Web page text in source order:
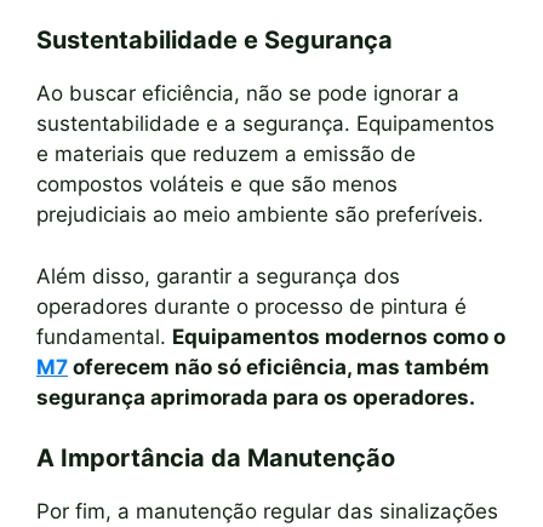
Sustentabilidade e Segurança
Ao buscar eficiência, não se pode ignorar a
sustentabilidade e a segurança. Equipamentos
e materiais que reduzem a emissão de
compostos voláteis e que são menos
prejudiciais ao meio ambiente são preferíveis.
Além disso, garantir a segurança dos
operadores durante o processo de pintura é
fundamental. Equipamentos modernos como o
M7 oferecem não só eficiência, mas também
segurança aprimorada para os operadores.
A Importância da Manutenção
Por fim, a manutenção regular das sinalizações